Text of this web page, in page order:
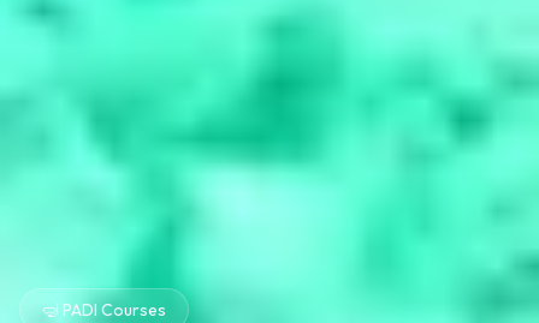
🤿 PADI Courses